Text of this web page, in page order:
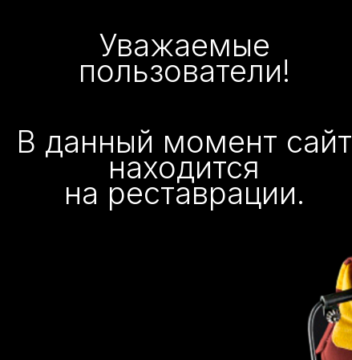
Уважаемые
пользователи!
В данный момент сайт
находится
на реставрации.